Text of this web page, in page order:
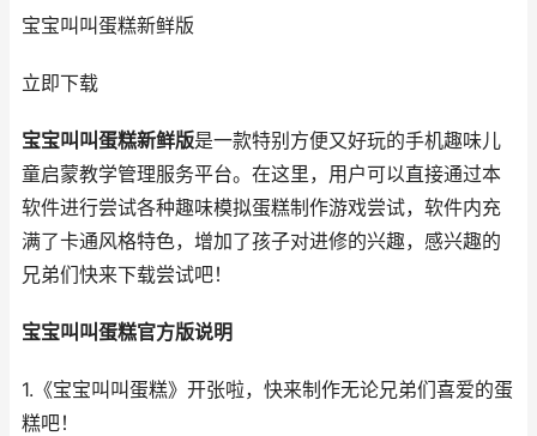
宝宝叫叫蛋糕新鲜版
立即下载
宝宝叫叫蛋糕新鲜版是一款特别方便又好玩的手机趣味儿
童启蒙教学管理服务平台。在这里，用户可以直接通过本
软件进行尝试各种趣味模拟蛋糕制作游戏尝试，软件内充
满了卡通风格特色，增加了孩子对进修的兴趣，感兴趣的
兄弟们快来下载尝试吧！
宝宝叫叫蛋糕官方版说明
1.《宝宝叫叫蛋糕》开张啦，快来制作无论兄弟们喜爱的蛋
糕吧！